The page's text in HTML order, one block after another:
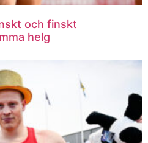
och finskt
helg